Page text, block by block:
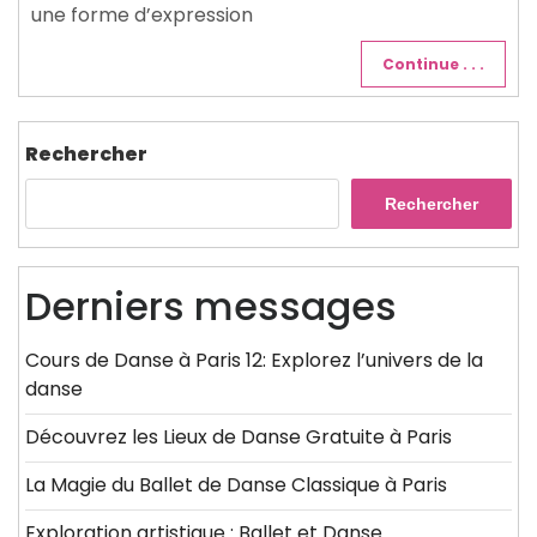
une forme d’expression
Continue . . .
Rechercher
Rechercher
Derniers messages
Cours de Danse à Paris 12: Explorez l’univers de la
danse
Découvrez les Lieux de Danse Gratuite à Paris
La Magie du Ballet de Danse Classique à Paris